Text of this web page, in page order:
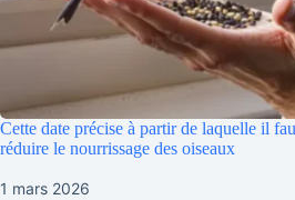
Cette date précise à partir de laquelle il
réduire le nourrissage des oiseaux
1 mars 2026